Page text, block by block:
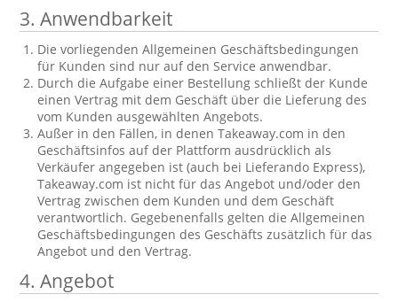
3. Anwendbarkeit
Die vorliegenden Allgemeinen Geschäftsbedingungen
für Kunden sind nur auf den Service anwendbar.
Durch die Aufgabe einer Bestellung schließt der Kunde
einen Vertrag mit dem Geschäft über die Lieferung des
vom Kunden ausgewählten Angebots.
Außer in den Fällen, in denen Takeaway.com in den
Geschäftsinfos auf der Plattform ausdrücklich als
Verkäufer angegeben ist (auch bei Lieferando Express),
Takeaway.com ist nicht für das Angebot und/oder den
Vertrag zwischen dem Kunden und dem Geschäft
verantwortlich. Gegebenenfalls gelten die Allgemeinen
Geschäftsbedingungen des Geschäfts zusätzlich für das
Angebot und den Vertrag.
4. Angebot